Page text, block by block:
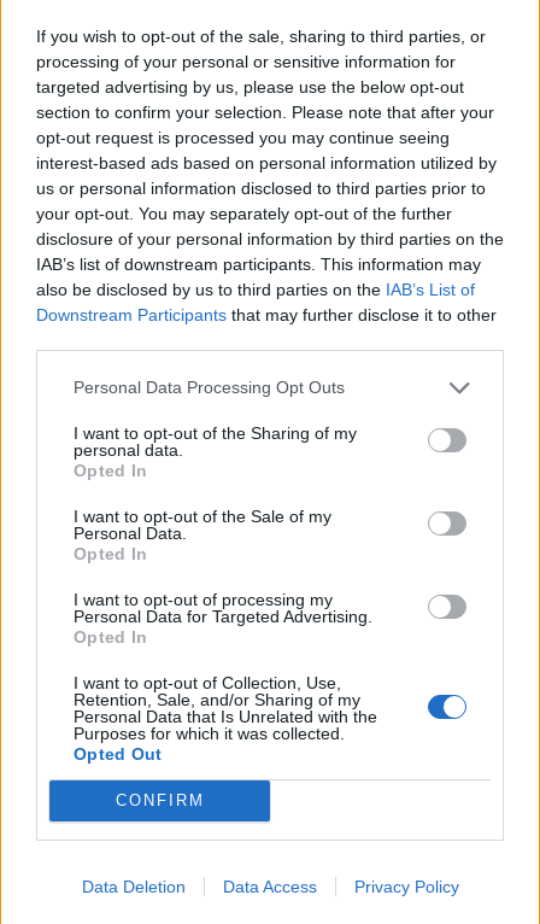
If you wish to opt-out of the sale, sharing to third parties, or
processing of your personal or sensitive information for
targeted advertising by us, please use the below opt-out
section to confirm your selection. Please note that after your
opt-out request is processed you may continue seeing
interest-based ads based on personal information utilized by
us or personal information disclosed to third parties prior to
your opt-out. You may separately opt-out of the further
disclosure of your personal information by third parties on the
IAB’s list of downstream participants. This information may
also be disclosed by us to third parties on the IAB’s List of
Downstream Participants that may further disclose it to other
Personal Data Processing Opt Outs
I want to opt-out of the Sharing of my
personal data.
Opted In
I want to opt-out of the Sale of my
Personal Data.
Opted In
I want to opt-out of processing my
Personal Data for Targeted Advertising.
Opted In
I want to opt-out of Collection, Use,
Retention, Sale, and/or Sharing of my
Personal Data that Is Unrelated with the
Purposes for which it was collected.
Opted Out
CONFIRM
Data Deletion Data Access Privacy Policy
kanabisi në Angli
Shtuarmë11.07.2022 21:31
qebaptore , shqiptari shqiptari nwe angli
transportonte lende nakotike